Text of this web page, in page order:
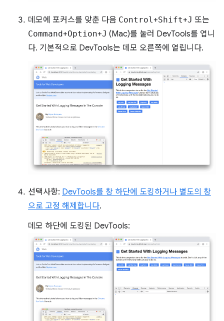
데모에 포커스를 맞춘 다음 Control+Shift+J 또는
Command+Option+J (Mac)를 눌러 DevTools를 엽니
다. 기본적으로 DevTools는 데모 오른쪽에 열립니다.
선택사항: DevTools를 창 하단에 도킹하거나 별도의 창
으로 고정 해제합니다.
데모 하단에 도킹된 DevTools: